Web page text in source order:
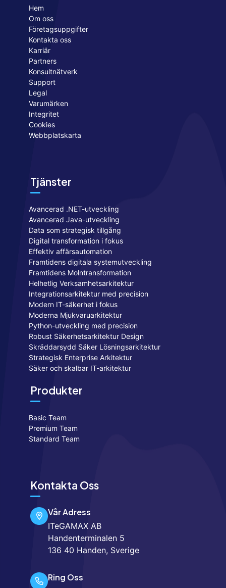
Hem
Om oss
Företagsuppgifter
Kontakta oss
Karriär
Partners
Konsultnätverk
Support
Legal
Varumärken
Integritet
Cookies
Webbplatskarta
Tjänster
Avancerad .NET-utveckling
Avancerad Java-utveckling
Data som strategisk tillgång
Digital transformation i fokus
Effektiv affärsautomation
Framtidens digitala systemutveckling
Framtidens Molntransformation
Helhetlig Verksamhetsarkitektur
Integrationsarkitektur med precision
Modern IT-säkerhet i fokus
Moderna Mjukvaruarkitektur
Python-utveckling med precision
Robust Säkerhetsarkitektur Design
Skräddarsydd Säker Lösningsarkitektur
Strategisk Enterprise Arkitektur
Säker och skalbar IT-arkitektur
Produkter
Basic Team
Premium Team
Standard Team
Kontakta Oss
Vår Adress
ITeGAMAX AB
Handenterminalen 5
136 40 Handen, Sverige
Ring Oss